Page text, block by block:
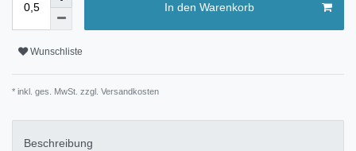
In den Warenkorb
Wunschliste
* inkl. ges. MwSt. zzgl. Versandkosten
Beschreibung